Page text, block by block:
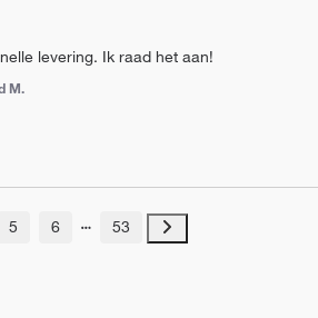
levering. Ik raad het aan!
M.
5 6 53